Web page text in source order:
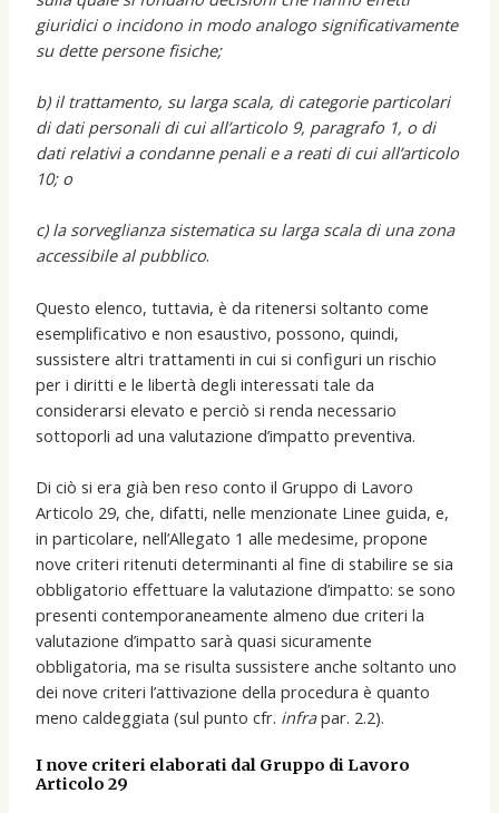
giuridici o incidono in modo analogo significativamente
su dette persone fisiche;
b) il trattamento, su larga scala, di categorie particolari
di dati personali di cui all’articolo 9, paragrafo 1, o di
dati relativi a condanne penali e a reati di cui all’articolo
10; o
c) la sorveglianza sistematica su larga scala di una zona
accessibile al pubblico.
Questo elenco, tuttavia, è da ritenersi soltanto come
esemplificativo e non esaustivo, possono, quindi,
sussistere altri trattamenti in cui si configuri un rischio
per i diritti e le libertà degli interessati tale da
considerarsi elevato e perciò si renda necessario
sottoporli ad una valutazione d’impatto preventiva.
Di ciò si era già ben reso conto il Gruppo di Lavoro
Articolo 29, che, difatti, nelle menzionate Linee guida, e,
in particolare, nell’Allegato 1 alle medesime, propone
nove criteri ritenuti determinanti al fine di stabilire se sia
obbligatorio effettuare la valutazione d’impatto: se sono
presenti contemporaneamente almeno due criteri la
valutazione d’impatto sarà quasi sicuramente
obbligatoria, ma se risulta sussistere anche soltanto uno
dei nove criteri l’attivazione della procedura è quanto
meno caldeggiata (sul punto cfr. infrapar. 2.2).
I nove criteri elaborati dal Gruppo di Lavoro
Articolo 29